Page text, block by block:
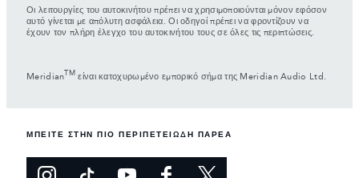
Οι λειτουργίες του αυτοκινήτου πρέπει να χρησιμοποιούνται μόνον εφόσον
αυτό γίνεται με απόλυτη ασφάλεια. Οι οδηγοί πρέπει να φροντίζουν να
έχουν τον πλήρη έλεγχο του αυτοκινήτου τους σε όλες τις περιπτώσεις.
Meridian TM είναι κατοχυρωμένο εμπορικό σήμα της Meridian Audio Ltd.
ΜΠΕΙΤΕ ΣΤΗΝ ΠΙΟ ΠΕΡΙΠΕΤΕΙΩΔΗ ΠΑΡΕΑ